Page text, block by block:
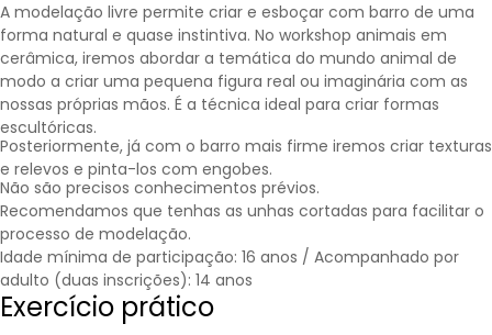
A modelação livre permite criar e esboçar com barro de uma
forma natural e quase instintiva. No workshop animais em
cerâmica, iremos abordar a temática do mundo animal de
modo a criar uma pequena figura real ou imaginária com as
nossas próprias mãos. É a técnica ideal para criar formas
escultóricas.
Posteriormente, já com o barro mais firme iremos criar texturas
e relevos e pinta-los com engobes.
Não são precisos conhecimentos prévios.
Recomendamos que tenhas as unhas cortadas para facilitar o
processo de modelação.
Idade mínima de participação: 16 anos / Acompanhado por
adulto (duas inscrições): 14 anos
Exercício prático